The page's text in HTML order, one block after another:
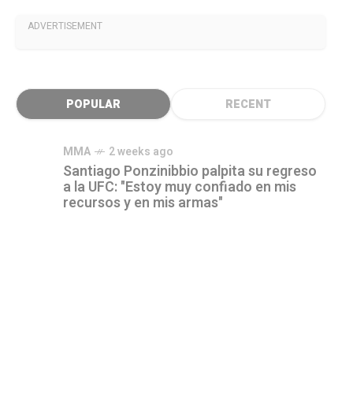
ADVERTISEMENT
POPULAR RECENT
MMA 2 weeks ago
Santiago Ponzinibbio palpita su regreso
a la UFC: "Estoy muy confiado en mis
recursos y en mis armas"